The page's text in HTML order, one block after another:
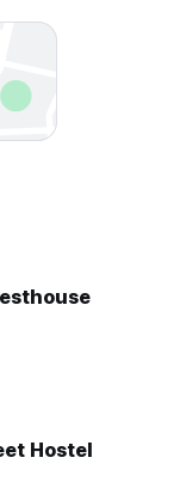
Hostel